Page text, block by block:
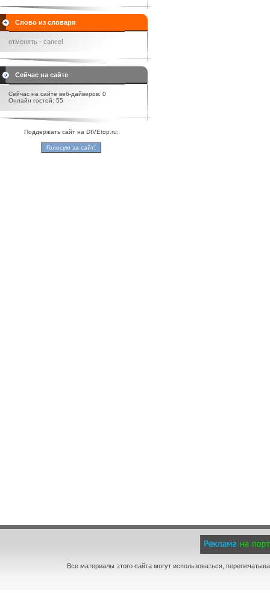
Слово из словаря
отменять - cancel
Сейчас на сайте
Сейчас на сайте веб-дайверов: 0
Онлайн гостей: 55
Поддержать сайт на DIVEtop.ru:
Все материалы этого сайта могут использоваться,